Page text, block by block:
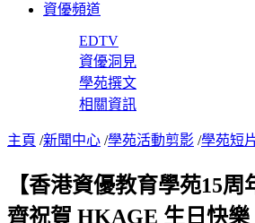
資優頻道
EDTV
資優洞見
學苑撰文
相關資訊
主頁 /新聞中心 /學苑活動剪影 /學苑短
【香港資優教育學苑15
齊祝賀 HKAGE 生日快樂